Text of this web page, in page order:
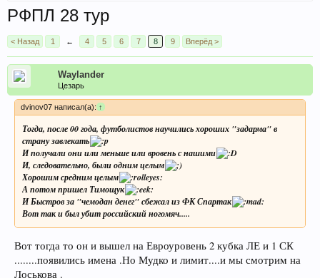
РФПЛ 28 тур
< Назад 1 ← 4 5 6 7 8 9 Вперёд >
Waylander
Цезарь
dvinov07 написал(а):↑
Тогда, после 00 года, футболистов научились хороших "задарма" в
страну завлекать
И получали они или меньше или вровень с нашими
И, следовательно, были одним целым
Хорошим средним целым
А потом пришел Тимощук
И Быстров за "чемодан денег" сбежал из ФК Спартак
Вот так и был убит российский ногомяч.....
Вот тогда то он и вышел на Евроуровень 2 кубка ЛЕ и 1 СК
........появились имена .Но Мудко и лимит....и мы смотрим на
Лоськова .